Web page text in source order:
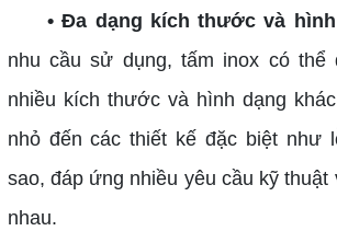
• Đa dạng kích thước và
nhu cầu sử dụng, tấm inox có
nhiều kích thước và hình dạng
nhỏ đến các thiết kế đặc biệt như
sao, đáp ứng nhiều yêu cầu kỹ thuật
nhau.